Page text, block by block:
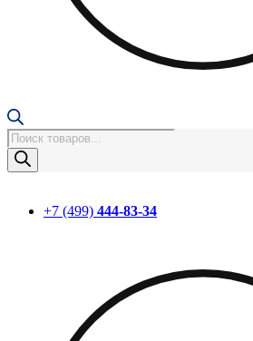
Поиск
товаров
+7 (499) 444-83-34